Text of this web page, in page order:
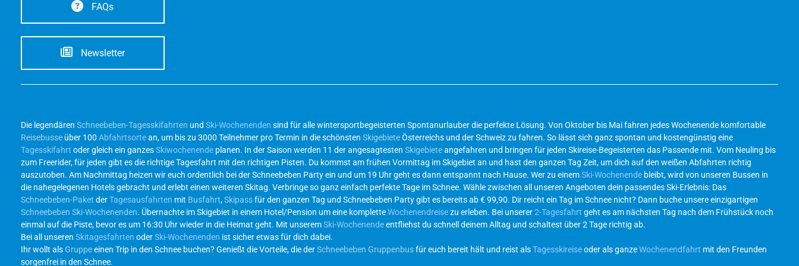
FAQs
Newsletter
Die legendären Schneebeben-Tagesskifahrten und Ski-Wochenenden sind für alle wintersportbegeisterten Spontanurlauber die perfekte Lösung. Von Oktober bis Mai fahren jedes Wochenende komfortable
Reisebusse über 100 Abfahrtsortean, um bis zu 3000 Teilnehmer pro Termin in die schönsten SkigebieteÖsterreichs und der Schweiz zu fahren. So lässt sich ganz spontan und kostengünstig eine
Tagesskifahrt oder gleich ein ganzesSkiwochenende planen. In der Saison werden 11 der angesagtesten Skigebieteangefahren und bringen für jeden Skireise-Begeisterten das Passende mit. Vom Neuling bis
zum Freerider, für jeden gibt es die richtige Tagesfahrt mit den richtigen Pisten. Du kommst am frühen Vormittag im Skigebiet an und hast den ganzen Tag Zeit, um dich auf den weißen Abfahrten richtig
auszutoben. Am Nachmittag heizen wir euch ordentlich bei der Schneebeben Party ein und um 19 Uhr geht es dann entspannt nach Hause. Wer zu einemSki-Wochenende bleibt, wird von unseren Bussen in
die nahegelegenen Hotels gebracht und erlebt einen weiteren Skitag. Verbringe so ganz einfach perfekte Tage im Schnee. Wähle zwischen all unseren Angeboten dein passendes Ski-Erlebnis: Das
Schneebeben-Paket derTagesausfahrten mit Busfahrt,Skipassfür den ganzen Tag und Schneebeben Party gibt es bereits ab € 99,90. Dir reicht ein Tag im Schnee nicht? Dann buche unsere einzigartigen
Schneebeben Ski-Wochenenden. Übernachte im Skigebiet in einem Hotel/Pension um eine kompletteWochenendreisezu erleben. Bei unserer2-Tagesfahrt geht es am nächsten Tag nach dem Frühstück noch
einmal auf die Piste, bevor es um 16:30 Uhr wieder in die Heimat geht. Mit unseremSki-Wochenendeentfliehst du schnell deinem Alltag und schaltest über 2 Tage richtig ab.
Bei all unseren Skitagesfahrten oderSki-Wochenenden ist sicher etwas für dich dabei.
Ihr wollt alsGruppeeinen Trip in den Schnee buchen? Genießt die Vorteile, die derSchneebeben Gruppenbusfür euch bereit hält und reist alsTagesskireiseoder als ganzeWochenendfahrt mit den Freunden
sorgenfrei in den Schnee.